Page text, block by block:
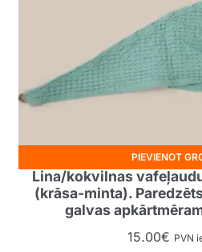
Lina/kokvilnas
(krāsa-minta).
galvas
15.00€ PVN
PIEVIENOT